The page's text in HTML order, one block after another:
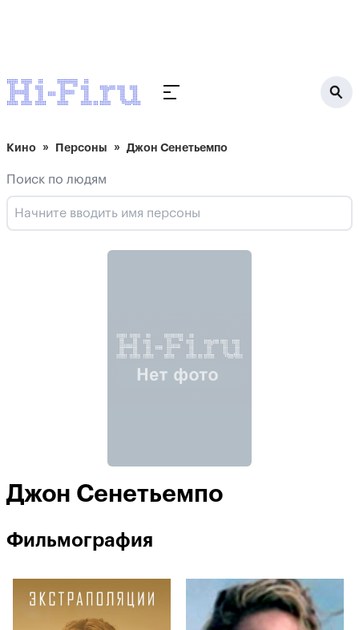
Кино Персоны Джон Сенетьемпо
Поиск по людям
Джон Сенетьемпо
Фильмография